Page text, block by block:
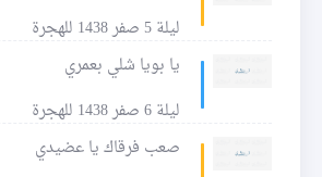
ليلة 5 صفر 1438 للهجرة
يا بويا شلي بعمري
ليلة 6 صفر 1438 للهجرة
صعب فرقاك يا عضيدي